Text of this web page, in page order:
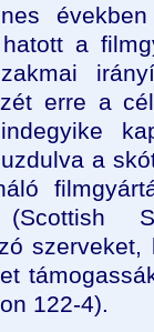
a
erre a
a
(Scottish
122-4).